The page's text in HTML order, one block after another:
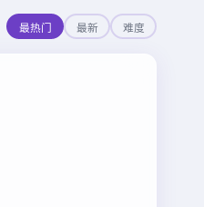
最热门 最新 难度